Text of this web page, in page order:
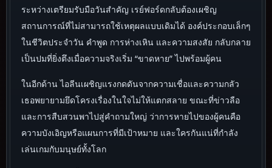
ระหว่างเตรียมรับมือวันสำคัญ เรย์ฟอร์ดกลับต้องเผชิญ
สถานการณ์ที่ไม่สามารถใช้เหตุผลแบบเดิมได้ องค์ประกอบเล็กๆ
ในชีวิตประจำวัน คำพูด การห่างเหิน และความสงสัย กลับกลาย
เป็นปมที่ยิ่งตึงเมื่อความจริงเริ่ม “ขาดหาย” ไปพร้อมผู้คน
ในอีกด้าน ไอลีนเผชิญแรงกดดันจากความเชื่อและความกลัว
เธอพยายามยึดโครงเรื่องในใจไม่ให้แตกสลาย ขณะที่ข่าวลือ
และการสืบสวนพาไปสู่คำถามใหญ่ ว่าการหายไปของผู้คนคือ
ความบังเอิญหรือแผนการที่มีเป้าหมาย และใครกันแน่ที่กำลัง
เล่นเกมกับมนุษย์ทั้งโลก